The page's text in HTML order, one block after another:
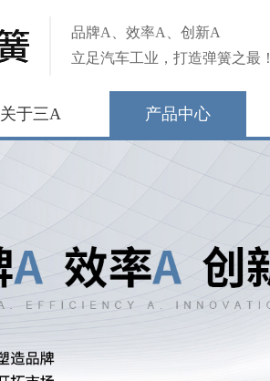
品牌A、效率A、创新A
立足汽车工业，打造弹簧之最！
关于三A 产品中心